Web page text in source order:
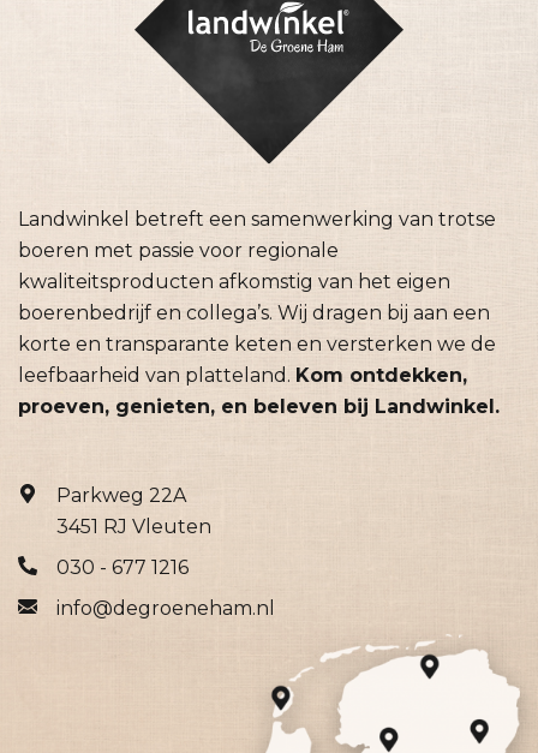
Landwinkel betreft een samenwerking van trotse
boeren met passie voor regionale
kwaliteitsproducten afkomstig van het eigen
boerenbedrijf en collega’s. Wij dragen bij aan een
korte en transparante keten en versterken we de
leefbaarheid van platteland. Kom ontdekken,
proeven, genieten, en beleven bij Landwinkel.
Parkweg 22A
3451 RJ Vleuten
030 - 677 1216
info@degroeneham.nl